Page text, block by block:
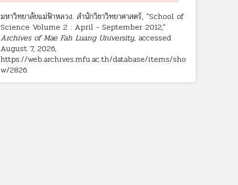
มหาวิทยาลัยแม่ฟ้าหลวง. สำนักวิชาวิทยาศาสตร์, “School of
Science Volume 2 : April - September 2012,”
Archives of Mae Fah Luang University, accessed
August 7, 2026,
https://web.archives.mfu.ac.th/database/items/sho
w/2826.